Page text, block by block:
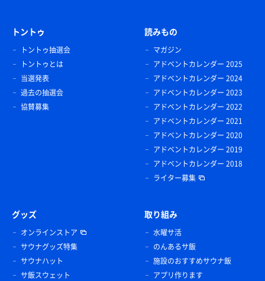
トントゥ
トントゥ抽選会
トントゥとは
当選発表
過去の抽選会
協賛募集
読みもの
マガジン
アドベントカレンダー 2025
アドベントカレンダー 2024
アドベントカレンダー 2023
アドベントカレンダー 2022
アドベントカレンダー 2021
アドベントカレンダー 2020
アドベントカレンダー 2019
アドベントカレンダー 2018
ライター募集
グッズ
オンラインストア
サウナグッズ特集
サウナハット
サ飯スウェット
取り組み
水曜サ活
のんあるサ飯
施設のおすすめサウナ飯
アプリ作ります